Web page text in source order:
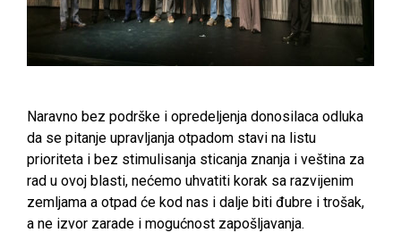
Naravno bez podrške i opredeljenja donosilaca odluka
da se pitanje upravljanja otpadom stavi na listu
prioriteta i bez stimulisanja sticanja znanja i veština za
rad u ovoj blasti, nećemo uhvatiti korak sa razvijenim
zemljama a otpad će kod nas i dalje biti đubre i trošak,
a ne izvor zarade i mogućnost zapošljavanja.